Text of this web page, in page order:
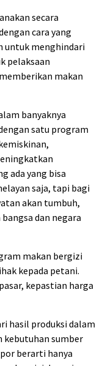
secara
cara yang
untuk menghindari
pelaksaan
makan
banyaknya
satu program
ada yang bisa
saja, tapi bagi
akan tumbuh,
dan negara
makan bergizi
kepada petani.
kepastian harga
hasil produksi dalam
kebutuhan sumber
berarti hanya